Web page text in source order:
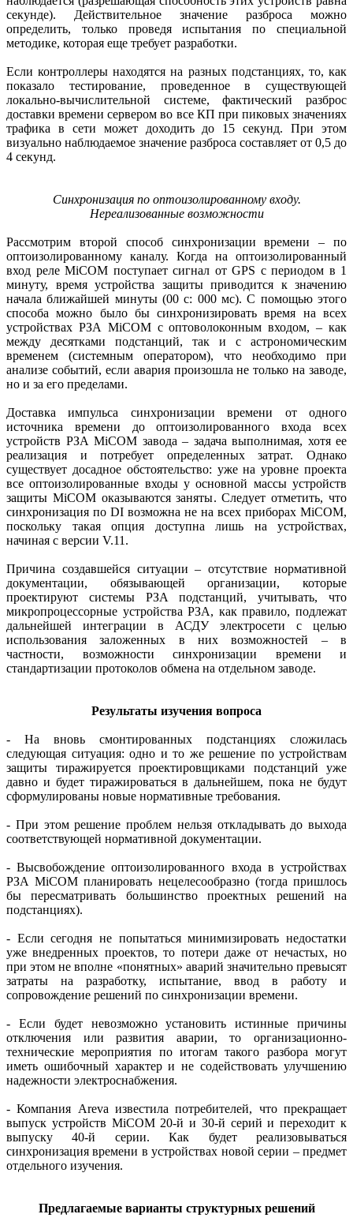
секунде). Действительное значение разброса можно
определить, только проведя испытания по специальной
методике, которая еще требует разработки.
Если контроллеры находятся на разных подстанциях, то, как
показало тестирование, проведенное в существующей
локально-вычислительной системе, фактический разброс
доставки времени сервером во все КП при пиковых значениях
трафика в сети может доходить до 15 секунд. При этом
визуально наблюдаемое значение разброса составляет от 0,5 до
4 секунд.
Синхронизация по оптоизолированному входу.
Нереализованные возможности
Рассмотрим второй способ синхронизации времени – по
оптоизолированному каналу. Когда на оптоизолированный
вход реле MiCOM поступает сигнал от GPS с периодом в 1
минуту, время устройства защиты приводится к значению
начала ближайшей минуты (00 с: 000 мс). С помощью этого
способа можно было бы синхронизировать время на всех
устройствах РЗА MiCOM с оптоволоконным входом, – как
между десятками подстанций, так и с астрономическим
временем (системным оператором), что необходимо при
анализе событий, если авария произошла не только на заводе,
но и за его пределами.
Доставка импульса синхронизации времени от одного
источника времени до оптоизолированного входа всех
устройств РЗА MiCOM завода – задача выполнимая, хотя ее
реализация и потребует определенных затрат. Однако
существует досадное обстоятельство: уже на уровне проекта
все оптоизолированные входы у основной массы устройств
защиты MiCOM оказываются заняты. Следует отметить, что
синхронизация по DI возможна не на всех приборах MiCOM,
поскольку такая опция доступна лишь на устройствах,
начиная с версии V.11.
Причина создавшейся ситуации – отсутствие нормативной
документации, обязывающей организации, которые
проектируют системы РЗА подстанций, учитывать, что
микропроцессорные устройства РЗА, как правило, подлежат
дальнейшей интеграции в АСДУ электросети с целью
использования заложенных в них возможностей – в
частности, возможности синхронизации времени и
стандартизации протоколов обмена на отдельном заводе.
Результаты изучения вопроса
- На вновь смонтированных подстанциях сложилась
следующая ситуация: одно и то же решение по устройствам
защиты тиражируется проектировщиками подстанций уже
давно и будет тиражироваться в дальнейшем, пока не будут
сформулированы новые нормативные требования.
- При этом решение проблем нельзя откладывать до выхода
соответствующей нормативной документации.
- Высвобождение оптоизолированного входа в устройствах
РЗА MiCOM планировать нецелесо­образно (тогда пришлось
бы пересматривать большинство проект­ных решений на
подстанциях).
- Если сегодня не попытаться минимизировать недостатки
уже внедренных проектов, то потери даже от нечастых, но
при этом не вполне «понятных» аварий значительно превысят
затраты на разработку, испытание, ввод в работу и
сопровождение решений по синхронизации времени.
- Если будет невозможно установить истинные причины
отключения или развития аварии, то организационно-
технические мероприятия по итогам такого разбора могут
иметь ошибочный характер и не содействовать улучшению
на­дежности электроснабжения.
- Компания Areva известила потребителей, что прекращает
выпуск устройств MiCOM 20‑й и 30‑й серий и переходит к
выпуску 40‑й серии. Как будет реализовываться
синхронизация времени в устройствах новой серии – предмет
отдельного изу­чения.
Предлагаемые варианты структурных решений